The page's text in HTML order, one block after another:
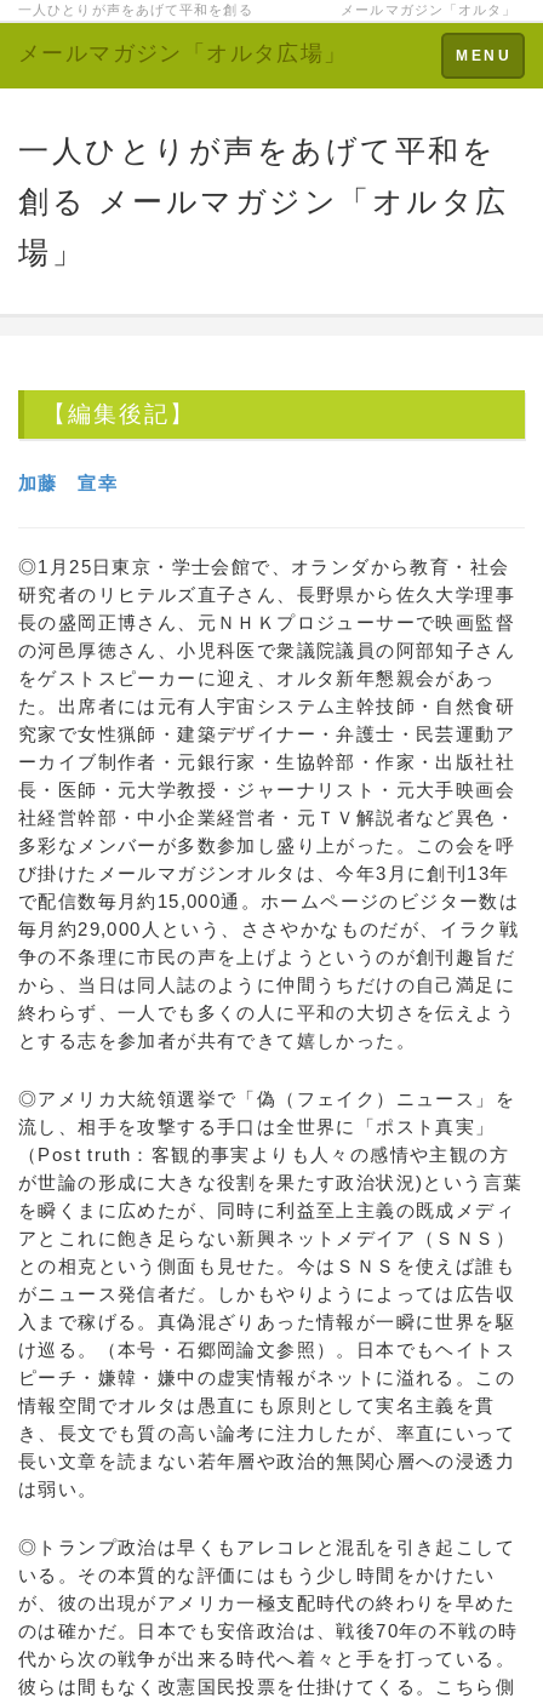
一人ひとりが声をあげて平和を創る メールマガジン「オルタ」
Toggle
navigation
MENU
メールマガジン「オルタ広場」
一人ひとりが声をあげて平和を
創る メールマガジン「オルタ広
場」
【編集後記】
加藤 宣幸
◎1月25日東京・学士会館で、オランダから教育・社会
研究者のリヒテルズ直子さん、長野県から佐久大学理事
長の盛岡正博さん、元ＮＨＫプロジューサーで映画監督
の河邑厚徳さん、小児科医で衆議院議員の阿部知子さん
をゲストスピーカーに迎え、オルタ新年懇親会があっ
た。出席者には元有人宇宙システム主幹技師・自然食研
究家で女性猟師・建築デザイナー・弁護士・民芸運動ア
ーカイブ制作者・元銀行家・生協幹部・作家・出版社社
長・医師・元大学教授・ジャーナリスト・元大手映画会
社経営幹部・中小企業経営者・元ＴＶ解説者など異色・
多彩なメンバーが多数参加し盛り上がった。この会を呼
び掛けたメールマガジンオルタは、今年3月に創刊13年
で配信数毎月約15,000通。ホームページのビジター数は
毎月約29,000人という、ささやかなものだが、イラク戦
争の不条理に市民の声を上げようというのが創刊趣旨だ
から、当日は同人誌のように仲間うちだけの自己満足に
終わらず、一人でも多くの人に平和の大切さを伝えよう
とする志を参加者が共有できて嬉しかった。
◎アメリカ大統領選挙で「偽（フェイク）ニュース」を
流し、相手を攻撃する手口は全世界に「ポスト真実」
（Post truth：客観的事実よりも人々の感情や主観の方
が世論の形成に大きな役割を果たす政治状況)という言葉
を瞬くまに広めたが、同時に利益至上主義の既成メディ
アとこれに飽き足らない新興ネットメデイア（ＳＮＳ）
との相克という側面も見せた。今はＳＮＳを使えば誰も
がニュース発信者だ。しかもやりようによっては広告収
入まで稼げる。真偽混ざりあった情報が一瞬に世界を駆
け巡る。（本号・石郷岡論文参照）。日本でもヘイトス
ピーチ・嫌韓・嫌中の虚実情報がネットに溢れる。この
情報空間でオルタは愚直にも原則として実名主義を貫
き、長文でも質の高い論考に注力したが、率直にいって
長い文章を読まない若年層や政治的無関心層への浸透力
は弱い。
◎トランプ政治は早くもアレコレと混乱を引き起こして
いる。その本質的な評価にはもう少し時間をかけたい
が、彼の出現がアメリカ一極支配時代の終わりを早めた
のは確かだ。日本でも安倍政治は、戦後70年の不戦の時
代から次の戦争が出来る時代へ着々と手を打っている。
彼らは間もなく改憲国民投票を仕掛けてくる。こちら側